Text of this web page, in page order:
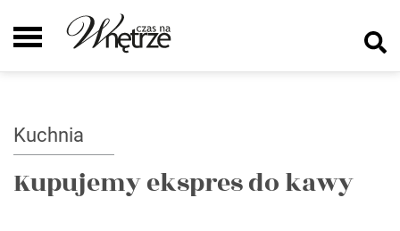
Kuchnia
Kupujemy ekspres do kawy